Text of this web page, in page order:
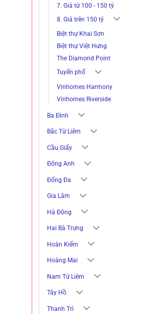
7. Giá từ 100 - 150 tỷ
8. Giá trên 150 tỷ
Biệt thự Khai Sơn
Biệt thự Việt Hưng
The Diamond Point
Tuyến phố
Vinhomes Harmony
Vinhomes Riverside
Ba Đình
Bắc Từ Liêm
Cầu Giấy
Đông Anh
Đống Đa
Gia Lâm
Hà Đông
Hai Bà Trưng
Hoàn Kiếm
Hoàng Mai
Nam Từ Liêm
Tây Hồ
Thanh Trì